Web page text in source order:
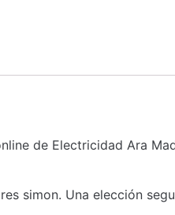
de Electricidad Ara
simon. Una elección